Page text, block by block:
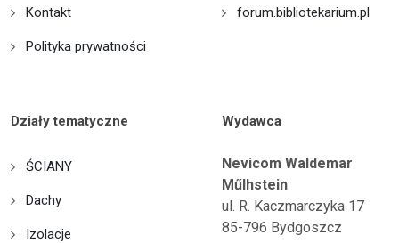
Kontakt
Polityka prywatności
forum.bibliotekarium.pl
Działy tematyczne
ŚCIANY
Dachy
Izolacje
Wydawca
Nevicom Waldemar
Műlhstein
ul. R. Kaczmarczyka 17
85-796 Bydgoszcz